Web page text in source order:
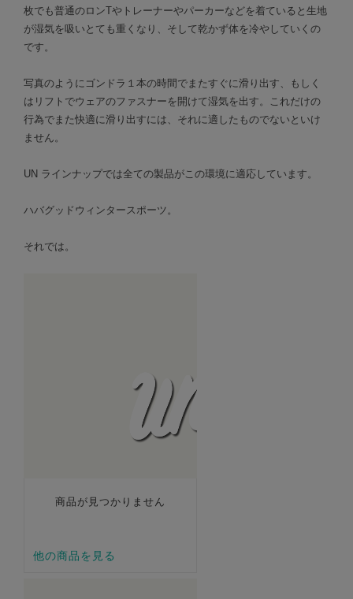
枚でも普通のロンTやトレーナーやパーカーなどを着ていると生地
が湿気を吸いとても重くなり、そして乾かず体を冷やしていくの
です。
写真のようにゴンドラ１本の時間でまたすぐに滑り出す、もしく
はリフトでウェアのファスナーを開けて湿気を出す。これだけの
行為でまた快適に滑り出すには、それに適したものでないといけ
ません。
UN ラインナップでは全ての製品がこの環境に適応しています。
ハバグッドウィンタースポーツ。
それでは。